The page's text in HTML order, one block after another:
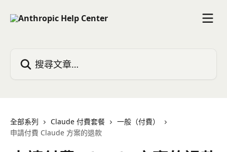
全部系列 Claude 付費套餐
一般（付費）
申請付費 Claude 方案的退款